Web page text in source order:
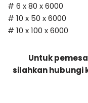
# 6 x 80 x 6000
# 10 x 50 x 6000
# 10 x 100 x 6000
Untuk
silahkan hubungi